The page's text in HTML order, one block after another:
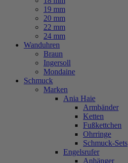
19 mm
20 mm
22 mm
24 mm
Wanduhren
Braun
Ingersoll
Mondaine
Schmuck
Marken
Ania Haie
Armbänder
Ketten
Fußkettchen
Ohrringe
Schmuck-Sets
Engelsrufer
Anhänger